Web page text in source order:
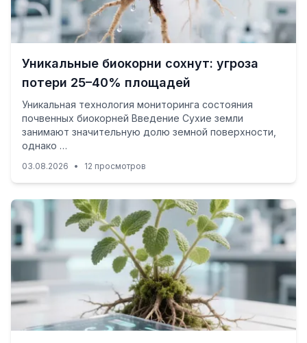
Уникальные биокорни сохнут: угроза
потери 25–40% площадей
Уникальная технология мониторинга состояния
почвенных биокорней Введение Сухие земли
занимают значительную долю земной поверхности,
однако …
03.08.2026 • 12 просмотров